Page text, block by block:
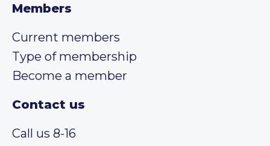
Members
Current members
Type of membership
Become a member
Contact us
Call us 8-16